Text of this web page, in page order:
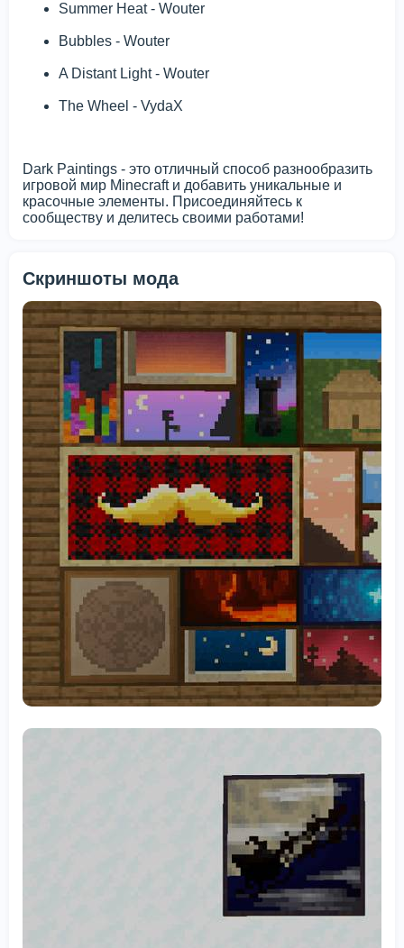
Summer Heat - Wouter
Bubbles - Wouter
A Distant Light - Wouter
The Wheel - VydaX
Dark Paintings - это отличный способ разнообразить
игровой мир Minecraft и добавить уникальные и
красочные элементы. Присоединяйтесь к
сообществу и делитесь своими работами!
Скриншоты мода